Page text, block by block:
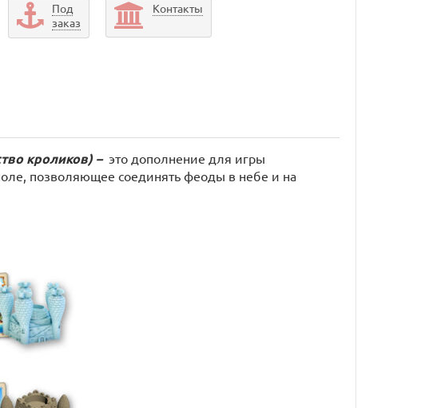
Под
заказ
Контакты
кроликов)– это дополнение для игры
позволяющее соединять феоды в небе и на